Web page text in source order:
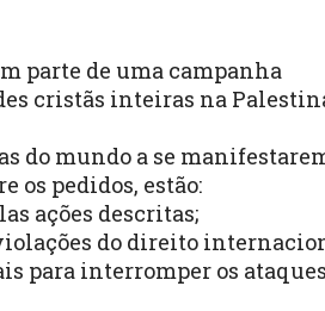
parte de uma campanha
cristãs inteiras na
do mundo a se
os pedidos, estão:
ações descritas;
do direito
para interromper os